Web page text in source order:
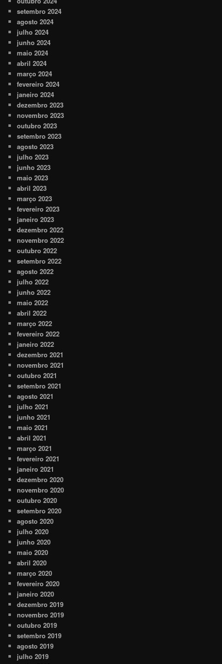
setembro 2024
agosto 2024
julho 2024
junho 2024
maio 2024
abril 2024
março 2024
fevereiro 2024
janeiro 2024
dezembro 2023
novembro 2023
outubro 2023
setembro 2023
agosto 2023
julho 2023
junho 2023
maio 2023
abril 2023
março 2023
fevereiro 2023
janeiro 2023
dezembro 2022
novembro 2022
outubro 2022
setembro 2022
agosto 2022
julho 2022
junho 2022
maio 2022
abril 2022
março 2022
fevereiro 2022
janeiro 2022
dezembro 2021
novembro 2021
outubro 2021
setembro 2021
agosto 2021
julho 2021
junho 2021
maio 2021
abril 2021
março 2021
fevereiro 2021
janeiro 2021
dezembro 2020
novembro 2020
outubro 2020
setembro 2020
agosto 2020
julho 2020
junho 2020
maio 2020
abril 2020
março 2020
fevereiro 2020
janeiro 2020
dezembro 2019
novembro 2019
outubro 2019
setembro 2019
agosto 2019
julho 2019